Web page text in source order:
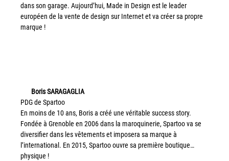
Traceurs grands formats
Imprimante multifonctions couleur Xerox® VersaLink®
C7120/C7125/C7130
Capture numérisation de documents
RISC Box
Apps
dans son garage. Aujourd’hui, Made in Design est le leader
européen de la vente de design sur Internet et va créer sa propre
marque !
Boris SARAGAGLIA
PDG de Spartoo
En moins de 10 ans, Boris a créé une véritable success story.
Fondée à Grenoble en 2006 dans la maroquinerie, Spartoo va se
diversifier dans les vêtements et imposera sa marque à
l’international. En 2015, Spartoo ouvre sa première boutique…
physique !